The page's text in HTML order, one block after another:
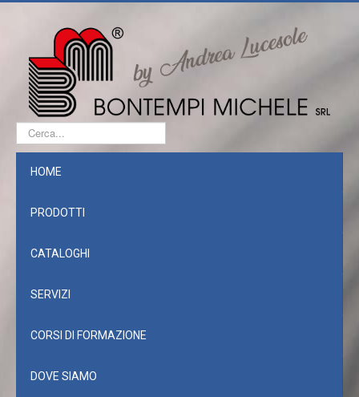
Cerca...
HOME
PRODOTTI
CATALOGHI
SERVIZI
CORSI DI FORMAZIONE
DOVE SIAMO